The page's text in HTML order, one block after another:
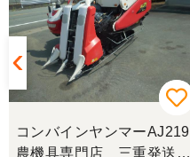
コンバインヤンマーAJ219
農機具専門店 三重発送整